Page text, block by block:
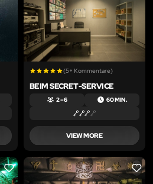
(5+ Kommentare)
BEIM SECRET-SERVICE
2 – 6 60 MIN.
VIEW MORE
LIKE LIKE